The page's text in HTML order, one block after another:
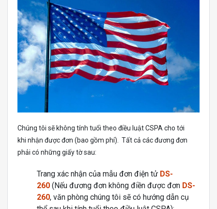
Chúng tôi sẽ không tính tuổi theo điều luật CSPA cho tới
khi nhận được đơn (bao gồm phí). Tất cả các đương đơn
phải có những giấy tờ sau:
Trang xác nhận của mẫu đơn điện tử DS-
260 (Nếu đương đơn không điền được đơn DS-
260, văn phòng chúng tôi sẽ có hướng dẫn cụ